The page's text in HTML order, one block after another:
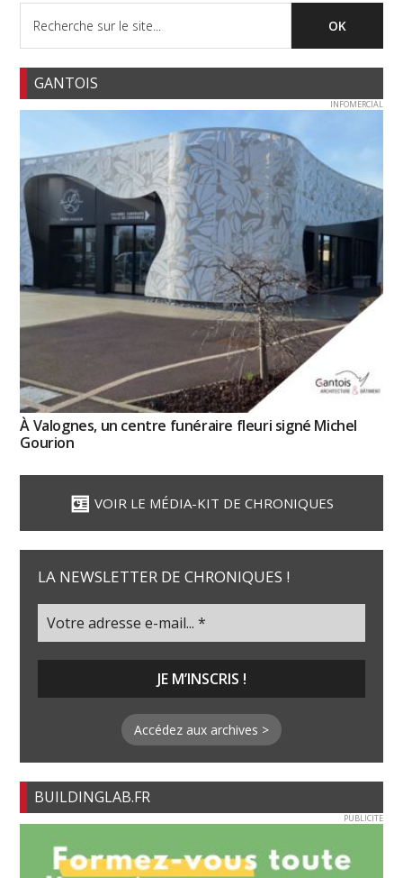
GANTOIS
INFOMERCIAL
À Valognes, un centre funéraire fleuri signé Michel
Gourion
VOIR LE MÉDIA-KIT DE CHRONIQUES
LA NEWSLETTER DE CHRONIQUES !
Accédez aux archives >
BUILDINGLAB.FR
PUBLICITE